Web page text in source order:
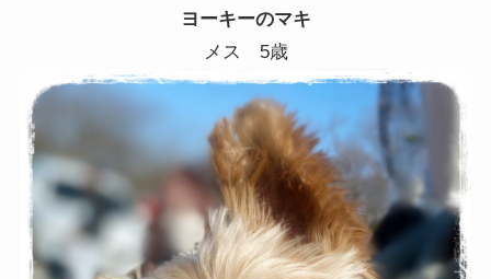
ヨーキーのマキ
メス 5歳